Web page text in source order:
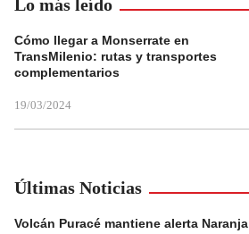
Lo más leído
Cómo llegar a Monserrate en
TransMilenio: rutas y transportes
complementarios
19/03/2024
Últimas Noticias
Volcán Puracé mantiene alerta Naranja